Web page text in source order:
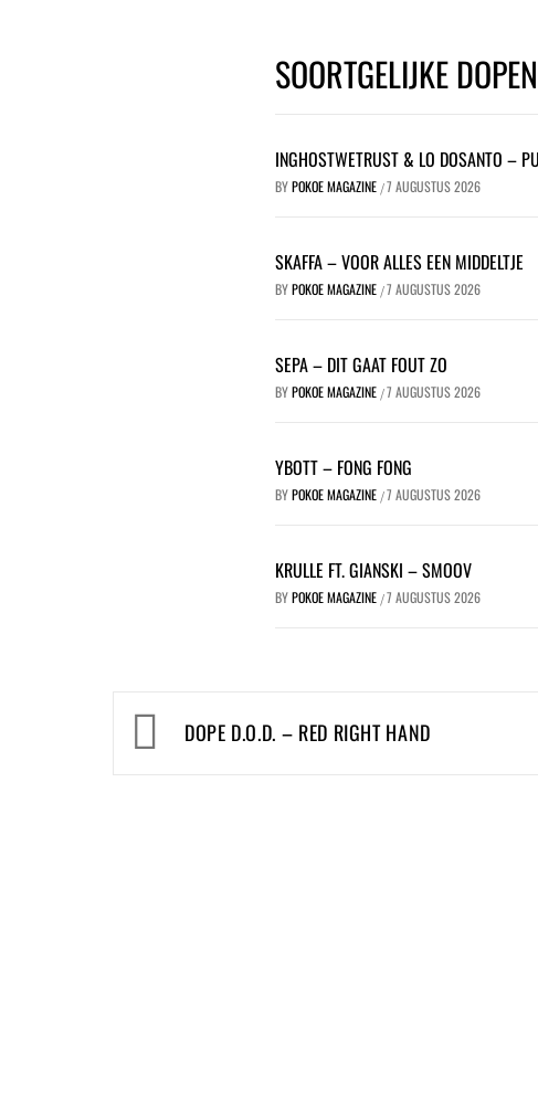
SOORTGELIJKE
INGHOSTWETRUST & LO DOSANTO –
BYPOKOE MAGAZINE /7 AUGUSTUS 2026
SKAFFA – VOOR ALLES EEN MIDDELTJE
BYPOKOE MAGAZINE /7 AUGUSTUS 2026
SEPA – DIT GAAT FOUT ZO
BYPOKOE MAGAZINE /7 AUGUSTUS 2026
YBOTT – FONG FONG
BYPOKOE MAGAZINE /7 AUGUSTUS 2026
KRULLE FT. GIANSKI – SMOOV
BYPOKOE MAGAZINE /7 AUGUSTUS 2026
Bericht
navigatieDOPE D.O.D. – RED RIGHT HAND